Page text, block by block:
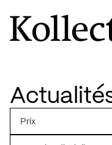
Aller à la page
Logo Kollectif
Prix